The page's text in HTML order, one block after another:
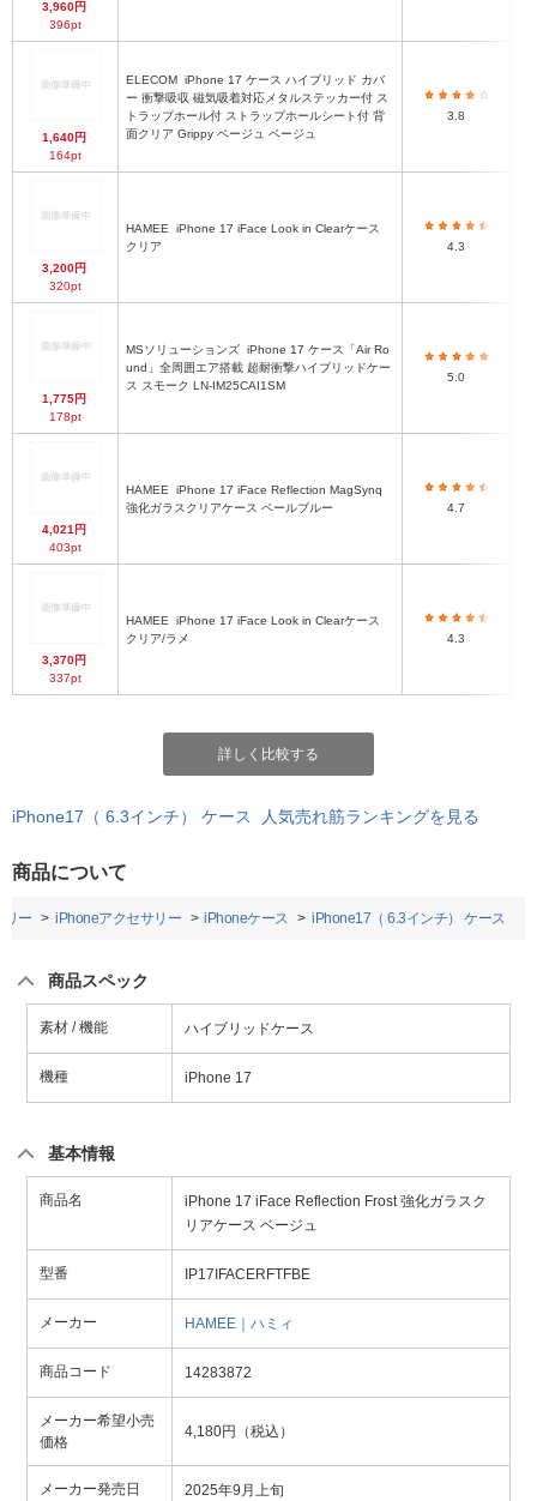
3,960円
396pt
1,640円
164pt
ELECOM
ー 衝撃吸収 磁気吸着対応メタルステッカー付 ス
トラップホール付 ストラップホールシート付 背
面クリア Grippy ベージュ ベージュ
3.8
3,200円
320pt
HAMEE
クリア
4.3
1,775円
178pt
MSソリューションズ
und」全周囲エア搭載 超耐衝撃ハイブリッドケー
ス スモーク LN-IM25CAI1SM
5.0
4,021円
403pt
HAMEE
強化ガラスクリアケース ペールブルー
4.7
3,370円
337pt
HAMEE
クリア/ラメ
4.3
詳しく比較する
iPhone17（ 6.3インチ） ケース 人気売れ筋ランキングを見る
商品について
リー iPhoneアクセサリー iPhoneケース iPhone17（ 6.3インチ） ケース
商品スペック
素材 / 機能 ハイブリッドケース
機種 iPhone 17
基本情報
商品名
iPhone 17 iFace Reflection Frost 強化ガラスク
リアケース ベージュ
型番 IP17IFACERFTFBE
メーカー HAMEE｜ハミィ
商品コード 14283872
メーカー希望小売
価格
4,180円（税込）
メーカー発売日 2025年9月上旬